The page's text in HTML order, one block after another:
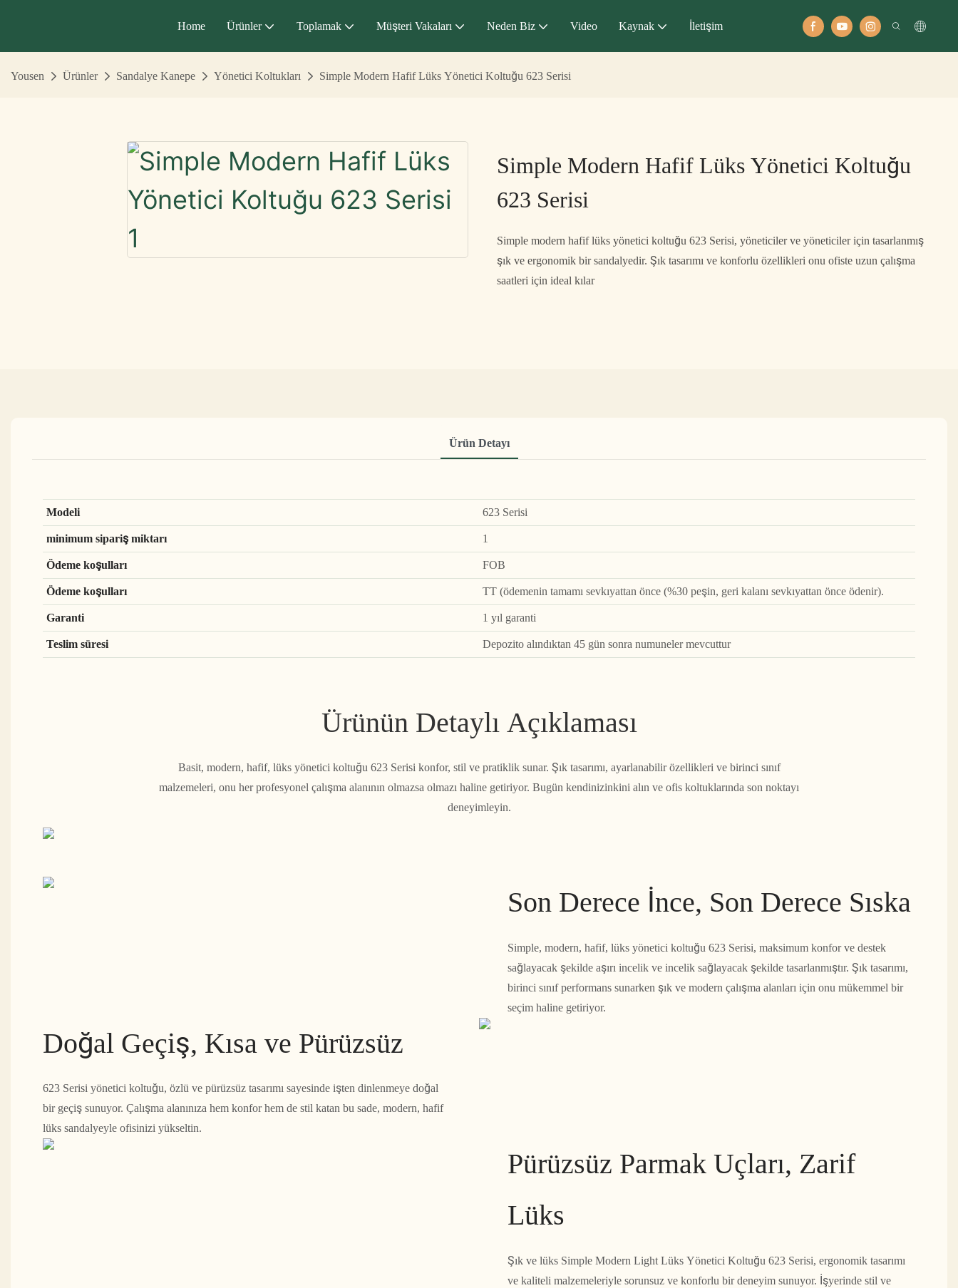
Home Ürünler Toplamak Müşteri Vakaları Neden Biz Video Kaynak İletişim
Yousen Ürünler Sandalye Kanepe Yönetici Koltukları Simple Modern Hafif Lüks Yönetici Koltuğu 623 Serisi
Simple Modern Hafif Lüks Yönetici Koltuğu
623 Serisi
Simple modern hafif lüks yönetici koltuğu 623 Serisi, yöneticiler ve yöneticiler için tasarlanmış
şık ve ergonomik bir sandalyedir. Şık tasarımı ve konforlu özellikleri onu ofiste uzun çalışma
saatleri için ideal kılar
Ürün Detayı
Modeli
623 Serisi
minimum sipariş miktarı
1
Ödeme koşulları
FOB
Ödeme koşulları
TT (ödemenin tamamı sevkıyattan önce (%30 peşin, geri kalanı sevkıyattan önce ödenir).
Garanti
1 yıl garanti
Teslim süresi
Depozito alındıktan 45 gün sonra numuneler mevcuttur
Ürünün Detaylı Açıklaması
Basit, modern, hafif, lüks yönetici koltuğu 623 Serisi konfor, stil ve pratiklik sunar. Şık tasarımı, ayarlanabilir özellikleri ve birinci sınıf
malzemeleri, onu her profesyonel çalışma alanının olmazsa olmazı haline getiriyor. Bugün kendinizinkini alın ve ofis koltuklarında son noktayı
deneyimleyin.
Son Derece İnce, Son Derece Sıska
Simple, modern, hafif, lüks yönetici koltuğu 623 Serisi, maksimum konfor ve destek
sağlayacak şekilde aşırı incelik ve incelik sağlayacak şekilde tasarlanmıştır. Şık tasarımı,
birinci sınıf performans sunarken şık ve modern çalışma alanları için onu mükemmel bir
seçim haline getiriyor.
Doğal Geçiş, Kısa ve Pürüzsüz
623 Serisi yönetici koltuğu, özlü ve pürüzsüz tasarımı sayesinde işten dinlenmeye doğal
bir geçiş sunuyor. Çalışma alanınıza hem konfor hem de stil katan bu sade, modern, hafif
lüks sandalyeyle ofisinizi yükseltin.
Pürüzsüz Parmak Uçları, Zarif
Lüks
Şık ve lüks Simple Modern Light Lüks Yönetici Koltuğu 623 Serisi, ergonomik tasarımı
ve kaliteli malzemeleriyle sorunsuz ve konforlu bir deneyim sunuyor. İşyerinde stil ve